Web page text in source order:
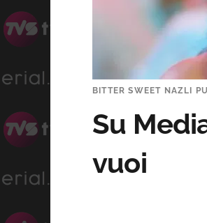
BITTER SWEET NAZLI
Su
vuoi